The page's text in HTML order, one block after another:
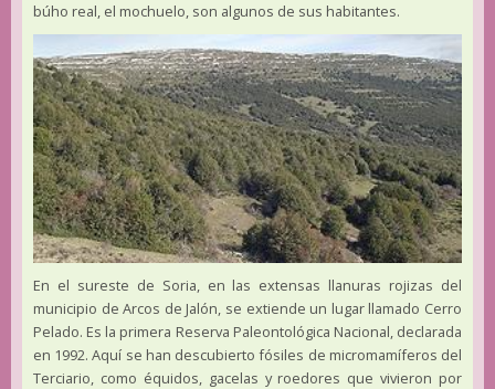
búho real, el mochuelo, son algunos de sus habitantes.
En el sureste de Soria, en las extensas llanuras rojizas del
municipio de Arcos de Jalón, se extiende un lugar llamado Cerro
Pelado. Es la primera Reserva Paleontológica Nacional, declarada
en 1992. Aquí se han descubierto fósiles de micromamíferos del
Terciario, como équidos, gacelas y roedores que vivieron por